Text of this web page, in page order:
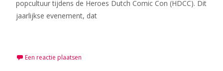
popcultuur tijdens de Heroes Dutch Comic Con (HDCC). Dit
jaarlijkse evenement, dat
Een reactie plaatsen